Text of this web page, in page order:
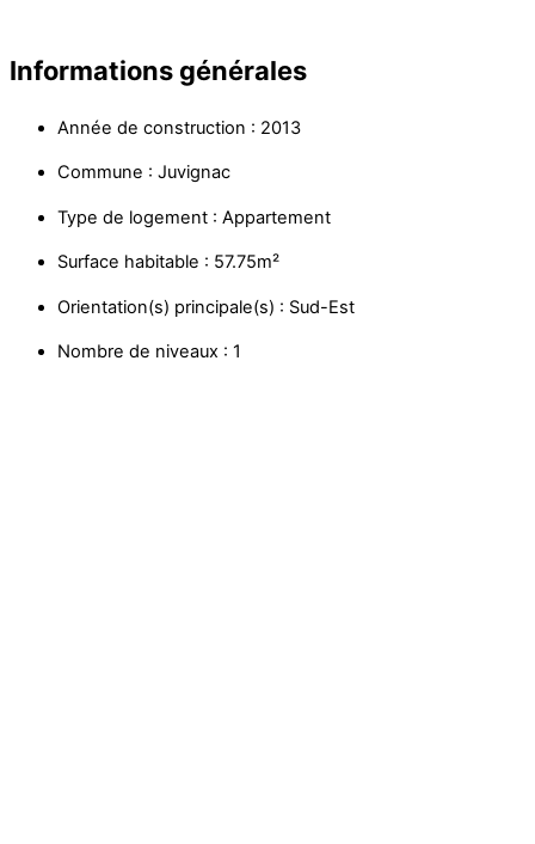
Informations générales
Année de construction : 2013
Commune : Juvignac
Type de logement : Appartement
Surface habitable : 57.75m²
Orientation(s) principale(s) : Sud-Est
Nombre de niveaux : 1